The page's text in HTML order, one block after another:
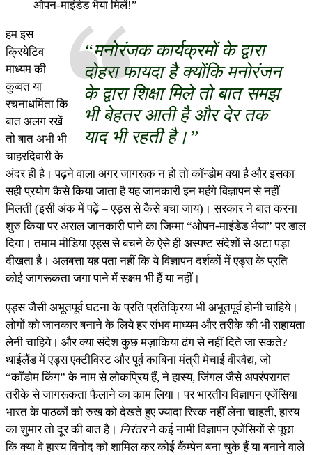
ओपन-माइंडेड भैया मिलें!”
“मनोरंजक कार्यक्रमों के द्वारा
दोहरा फायदा है क्योंकि मनोरंजन
के द्वारा शिक्षा मिले तो बात समझ
भी बेहतर आती है और देर तक
याद भी रहती है।”
हम इस
क्रियेटिव
माध्यम की
कुव्वत या
रचनाधर्मिता कि
बात अलग रखें
तो बात अभी भी
चाहरदिवारी के
अंदर ही है। पढ़ने वाला अगर जागरूक न हो तो कॉन्डोम क्या है और इसका
सही प्रयोग कैसे किया जाता है यह जानकारी इन महंगे विज्ञापन से नहीं
मिलती (इसी अंक में पढ़ें – एड्स से कैसे बचा जाय)। सरकार ने बात करना
शुरु किया पर असल जानकारी पाने का जिम्मा “ओपन-माइंडेड भैया” पर डाल
दिया। तमाम मीडिया एड्स से बचने के ऐसे ही अस्पष्ट संदेशों से अटा पड़ा
दीखता है। अलबत्ता यह पता नहीं कि ये विज्ञापन दर्शकों में एड्स के प्रति
कोई जागरूकता जगा पाने में सक्षम भी हैं या नहीं।
एड्स जैसी अभूतपूर्व घटना के प्रति प्रतिक्रिया भी अभूतपूर्व होनी चाहिये।
लोगों को जानकार बनाने के लिये हर संभव माध्यम और तरीके की भी सहायता
लेनी चाहिये। और क्या संदेश कुछ मज़ाकिया ढंग से नहीं दिते जा सकते?
थाईलैंड में एड्स एक्टीविस्ट और पूर्व काबिना मंत्री मेचाई वीरवैद्य, जो
“काँडोम किंग” के नाम से लोकप्रिय हैं, ने हास्य, जिंगल जैसे अपरंपरागत
तरीके से जागरूकता फैलाने का काम लिया। पर भारतीय विज्ञापन एजेंसिया
भारत के पाठकों को रुख को देखते हुए ज्यादा रिस्क नहीं लेना चाहती, हास्य
का शुमार तो दूर की बात है। निरंतरने कई नामी विज्ञापन एजेंसियों से पूछा
कि क्या वे हास्य विनोद को शामिल कर कोई कैंम्पेन बना चुके हैं या बनाने वाले